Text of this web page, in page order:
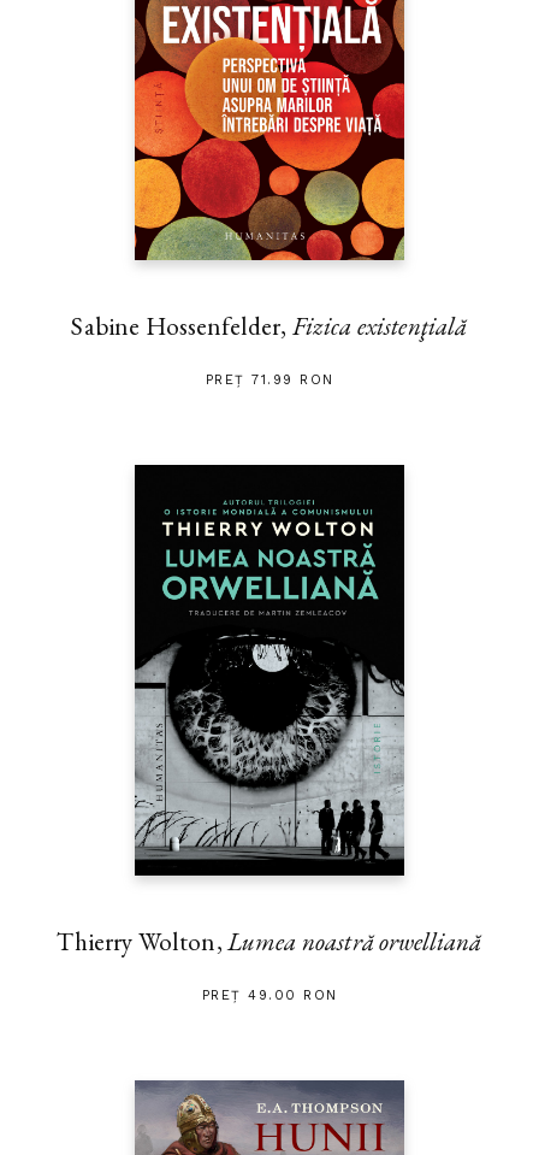
Sabine Hossenfelder, Fizica existenţială
PREȚ 71.99 RON
Thierry Wolton,Lumea noastră orwelliană
PREȚ 49.00 RON